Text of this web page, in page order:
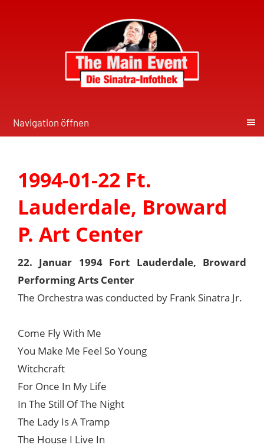
Navigation öffnen
1994-01-22 Ft.
Lauderdale, Broward
P. Art Center
22. Januar 1994 Fort Lauderdale, Broward
Performing Arts Center
The Orchestra was conducted by Frank Sinatra Jr.
Come Fly With Me
You Make Me Feel So Young
Witchcraft
For Once In My Life
In The Still Of The Night
The Lady Is A Tramp
The House I Live In